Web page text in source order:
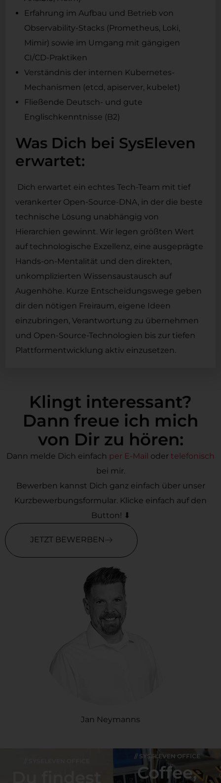
Erfahrung im Aufbau und Betrieb von
Observability-Stacks (Prometheus, Loki,
Mimir) sowie im Umgang mit gängigen
CI/CD-Praktiken
Verständnis der internen Kubernetes-
Mechanismen (etcd, apiserver, kubelet)
Fließende Deutsch- und gute
Englischkenntnisse (B2)
Was Dich bei SysEleven
erwartet:
Dich erwartet ein echtes Tech-Team mit tief
verankerter Open-Source-DNA, in der die beste
technische Lösung unabhängig von
Hierarchien gewinnt. Wir legen größten Wert
auf technologische Exzellenz, eine ausgeprägte
Hands-on-Mentalität und den direkten,
unkomplizierten Wissensaustausch auf
Augenhöhe. Kurze Entscheidungswege geben
dir den nötigen Freiraum, eigene Ideen
einzubringen, Verantwortung zu übernehmen
und Open-Source-Technologien bis zur tiefen
Plattformentwicklung aktiv einzusetzen.
Jan Neymanns
Klingt interessant?
Dann freue ich mich
von Dir zu hören:
Dann melde Dich einfach per E-Mail oder telefonisch
bei mir.
Bewerben kannst Dich ganz einfach über unser
Kurzbewerbungsformular. Klicke einfach auf den
Button! ⬇
JETZT BEWERBEN
// SYSELEVEN OFFICE
Coffee,